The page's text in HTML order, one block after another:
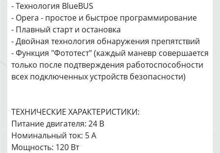
- Технология BlueBUS
- Opera - простое и быстрое программирование
- Плавный старт и остановка
- Двойная технология обнаружения препятствий
- Функция "Фототест" (каждый маневр совершается
только после подтверждения работоспособности
всех подключенных устройств безопасности)
ТЕХНИЧЕСКИЕ ХАРАКТЕРИСТИКИ:
Питание двигателя: 24 В
Номинальный ток: 5 A
Мощность: 120 Вт